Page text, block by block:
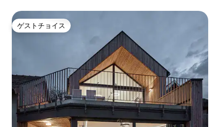
ゲストチョイス
ゲストチョイス